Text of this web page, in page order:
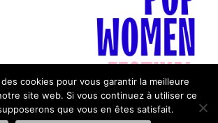
cookies pour vous garantir la meilleure
site web. Si vous continuez à utiliser ce
que vous en êtes satisfait.